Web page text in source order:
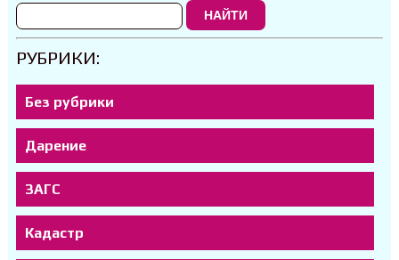
НАЙТИ
РУБРИКИ:
Без рубрики
Дарение
ЗАГС
Кадастр